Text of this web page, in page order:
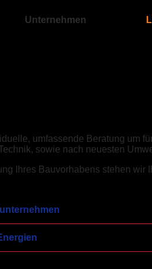
Unternehmen
umfassende Beratung um
sowie nach neuesten
Ihres Bauvorhabens stehen